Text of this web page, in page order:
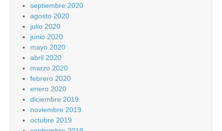
septiembre 2020
agosto 2020
julio 2020
junio 2020
mayo 2020
abril 2020
marzo 2020
febrero 2020
enero 2020
diciembre 2019
noviembre 2019
octubre 2019